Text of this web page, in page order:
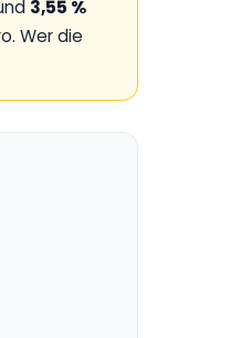
3,55 %
Wer die